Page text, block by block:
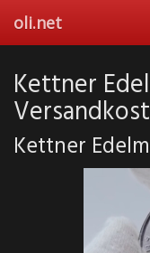
main
oli.net
Kettner
Kettner